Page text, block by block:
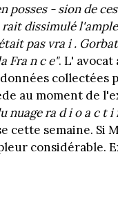
- sion de
dissimulé
pas vra i .
Fra n c e". L' avocat
collectées
au moment de
ra d i o a c t i
cette semaine. Si
considérable.